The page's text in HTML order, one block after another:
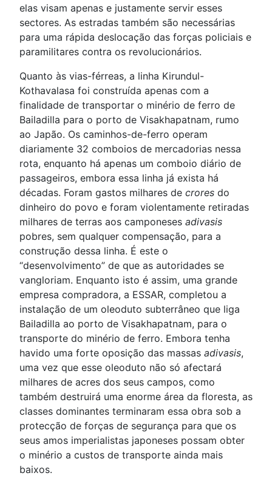
elas visam apenas e justamente servir esses
sectores. As estradas também são necessárias
para uma rápida deslocação das forças policiais e
paramilitares contra os revolucionários.
Quanto às vias-férreas, a linha Kirundul-
Kothavalasa foi construída apenas com a
finalidade de transportar o minério de ferro de
Bailadilla para o porto de Visakhapatnam, rumo
ao Japão. Os caminhos-de-ferro operam
diariamente 32 comboios de mercadorias nessa
rota, enquanto há apenas um comboio diário de
passageiros, embora essa linha já exista há
décadas. Foram gastos milhares de crores do
dinheiro do povo e foram violentamente retiradas
milhares de terras aos camponeses adivasis
pobres, sem qualquer compensação, para a
construção dessa linha. É este o
“desenvolvimento” de que as autoridades se
vangloriam. Enquanto isto é assim, uma grande
empresa compradora, a ESSAR, completou a
instalação de um oleoduto subterrâneo que liga
Bailadilla ao porto de Visakhapatnam, para o
transporte do minério de ferro. Embora tenha
havido uma forte oposição das massas adivasis,
uma vez que esse oleoduto não só afectará
milhares de acres dos seus campos, como
também destruirá uma enorme área da floresta, as
classes dominantes terminaram essa obra sob a
protecção de forças de segurança para que os
seus amos imperialistas japoneses possam obter
o minério a custos de transporte ainda mais
baixos.